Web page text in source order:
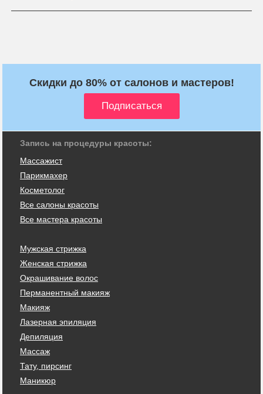
Скидки до 80% от салонов и мастеров!
Запись на процедуры красоты:
Массажист
Парикмахер
Косметолог
Все салоны красоты
Все мастера красоты
Мужская стрижка
Женская стрижка
Окрашивание волос
Перманентный макияж
Макияж
Лазерная эпиляция
Депиляция
Массаж
Тату, пирсинг
Маникюр